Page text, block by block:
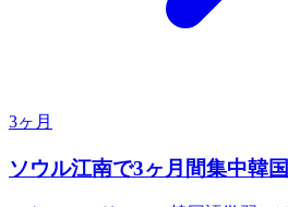
3ヶ月
ソウル江南で3ヶ月間集中韓